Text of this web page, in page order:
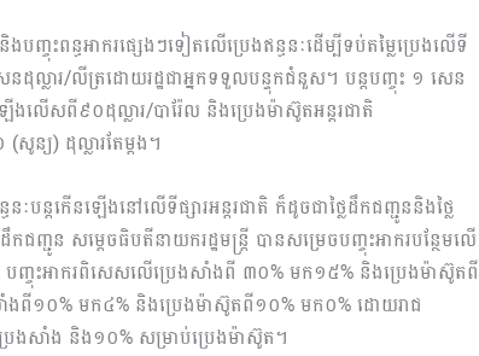
ងបញ្ចុះពន្ធអាករផ្សេងៗទៀតលើប្រេងឥន្ធនៈដើម្បីទប់តម្លៃប្រេងលើទី
េនដុល្លារ/លីត្រដោយរដ្ឋជាអ្នកទទួលបន្ទុកជំនួស។ បន្តបញ្ចុះ ១ សេន
ើងលើសពី៩០ដុល្លារ/បារ៉ែល និងប្រេងម៉ាស៊ូតអន្តរជាតិ
ន្យ) ដុល្លារតែម្តង។
ៈបន្តកើនឡើងនៅលើទីផ្សារអន្តរជាតិ ក៏ដូចជាថ្លៃដឹកជញ្ជូននិងថ្លៃ
ញ្ជូន សម្តេចធិបតីនាយករដ្ឋមន្ត្រី បានសម្រេចបញ្ចុះអាករបន្ថែមលើ
ញ្ចុះអាករពិសេសលើប្រេងសាំងពី ៣០% មក១៥% និងប្រេងម៉ាស៊ូតពី
ាំងពី១០% មក៤% និងប្រេងម៉ាស៊ូតពី១០% មក០% ដោយរាជ
ងសាំង និង១០% សម្រាប់ប្រេងម៉ាស៊ូត។